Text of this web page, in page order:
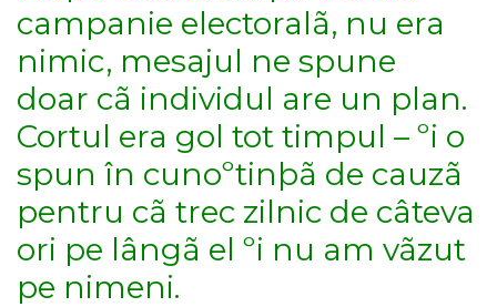
campanie electoralã, nu era
nimic, mesajul ne spune
doar cã individul are un plan.
Cortul era gol tot timpul – ºi o
spun în cunoºtinþã de cauzã
pentru cã trec zilnic de câteva
ori pe lângã el ºi nu am vãzut
pe nimeni.